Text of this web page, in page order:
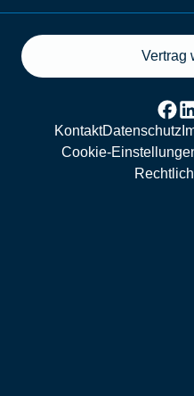
Vertrag
KontaktDatenschutz
Cookie-